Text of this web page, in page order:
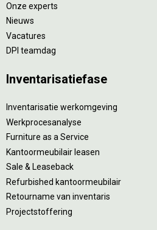
Onze experts
Nieuws
Vacatures
DPI teamdag
Inventarisatiefase
Inventarisatie werkomgeving
Werkprocesanalyse
Furniture as a Service
Kantoormeubilair leasen
Sale & Leaseback
Refurbished kantoormeubilair
Retourname van inventaris
Projectstoffering